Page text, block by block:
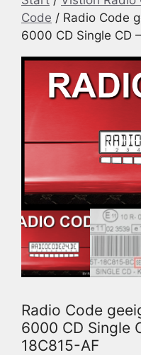
Code / Radio Code
6000 CD Single CD
Radio Code
6000 CD Single
18C815-AF